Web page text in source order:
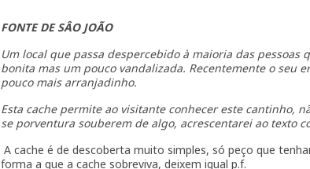
FONTE DE SÂO JOÃO
Um local que passa despercebido à maioria das
bonita mas um pouco vandalizada. Recentemente o seu
pouco mais arranjadinho.
Esta cache permite ao visitante conhecer este cantinho,
se porventura souberem de algo, acrescentarei ao texto
A cache é de descoberta muito simples, só peço que
forma a que a cache sobreviva, deixem igual p.f.